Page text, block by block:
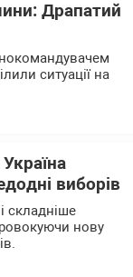
Драпатий
ситуації на
виборів
складніше
нову